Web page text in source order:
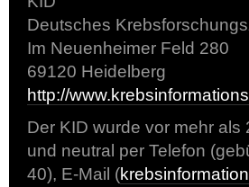
Deutsches
Im Neuenheimer Feld 280
69120 Heidelberg
http://
Der KID wurde vor mehr
und neutral per Telefon
40), E-Mail (